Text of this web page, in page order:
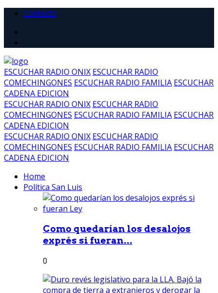
Contacto
ESCUCHAR RADIO ONIX ESCUCHAR RADIO
COMECHINGONES ESCUCHAR RADIO FAMILIA ESCUCHAR
CADENA EDICION
ESCUCHAR RADIO ONIX ESCUCHAR RADIO
COMECHINGONES ESCUCHAR RADIO FAMILIA ESCUCHAR
CADENA EDICION
ESCUCHAR RADIO ONIX ESCUCHAR RADIO
COMECHINGONES ESCUCHAR RADIO FAMILIA ESCUCHAR
CADENA EDICION
Home
Política San Luis
Como quedarían los desalojos
exprés si fueran...
0